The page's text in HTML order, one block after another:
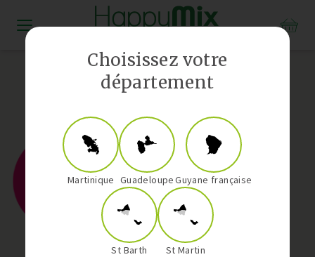
Choisissez votre
département
Martinique GuadeloupeGuyane française
St Barth St Martin